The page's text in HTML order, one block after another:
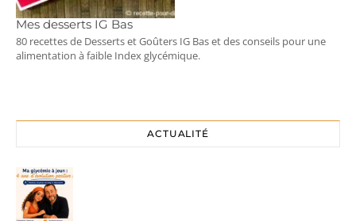
Mes desserts IG Bas
80 recettes de Desserts et Goûters IG Bas et des conseils pour une
alimentation à faible Index glycémique.
ACTUALITÉ